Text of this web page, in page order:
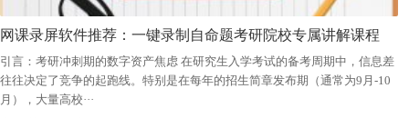
网课录屏软件推荐：一键录制自命题考研院校专属讲解课程
引言：考研冲刺期的数字资产焦虑 在研究生入学考试的备考周期中，信息差
往往决定了竞争的起跑线。特别是在每年的招生简章发布期（通常为9月-10
月），大量高校···